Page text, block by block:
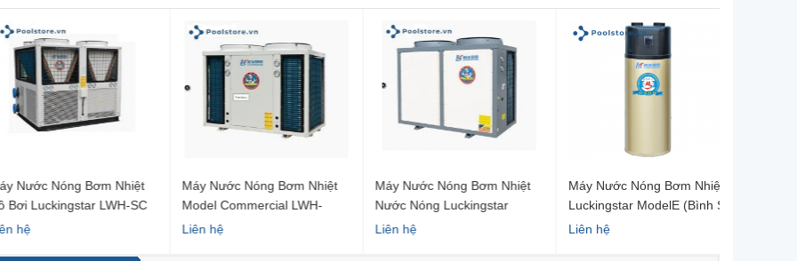
Nóng Bơm Nhiệt
Luckingstar LWH-SC
Máy Nước Nóng Bơm Nhiệt
Model Commercial LWH-
Sưởi Ấm Trực Tiếp
Liên hệ
Máy Nước Nóng Bơm Nhiệt
Nước Nóng Luckingstar
Model LWH Commercial
Liên hệ
Máy Nước Nóng Bơm Nhiệt
Luckingstar ModelE (bình Ss
Hoặc Bể Men)
Liên hệ